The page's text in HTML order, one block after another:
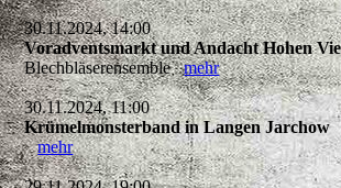
30.11.2024, 14:00
Voradventsmarkt und Andacht Hohen
Blechbläserensemblemehr
30.11.2024, 11:00
Krümelmonsterband in Langen Jarchow
mehr